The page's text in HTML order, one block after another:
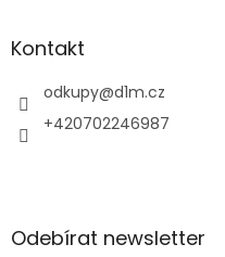
Kontakt
odkupy@d1m.cz
+420702246987
Odebírat newsletter